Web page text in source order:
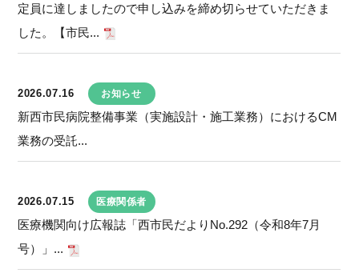
定員に達しましたので申し込みを締め切らせていただきま
した。【市民...
2026.07.16 お知らせ
新西市民病院整備事業（実施設計・施工業務）におけるCM
業務の受託...
2026.07.15 医療関係者
医療機関向け広報誌「西市民だよりNo.292（令和8年7月
号）」...